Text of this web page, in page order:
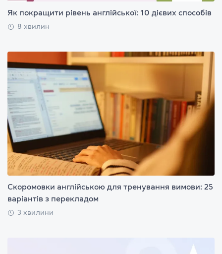
Як покращити рівень англійської: 10 дієвих способів
8 хвилин
Скоромовки англійською для тренування вимови: 25
варіантів з перекладом
3 хвилини